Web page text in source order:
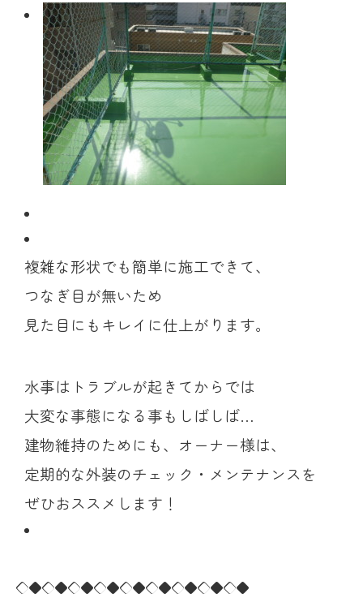
複雑な形状でも簡単に施工できて、
つなぎ目が無いため
見た目にもキレイに仕上がります。
水事はトラブルが起きてからでは
大変な事態になる事もしばしば…
建物維持のためにも、オーナー様は、
定期的な外装のチェック・メンテナンスを
ぜひおススメします！
◇◆◇◆◇◆◇◆◇◆◇◆◇◆◇◆◇◆